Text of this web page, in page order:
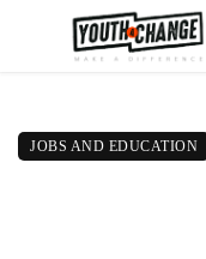
JOBS AND EDUCATION